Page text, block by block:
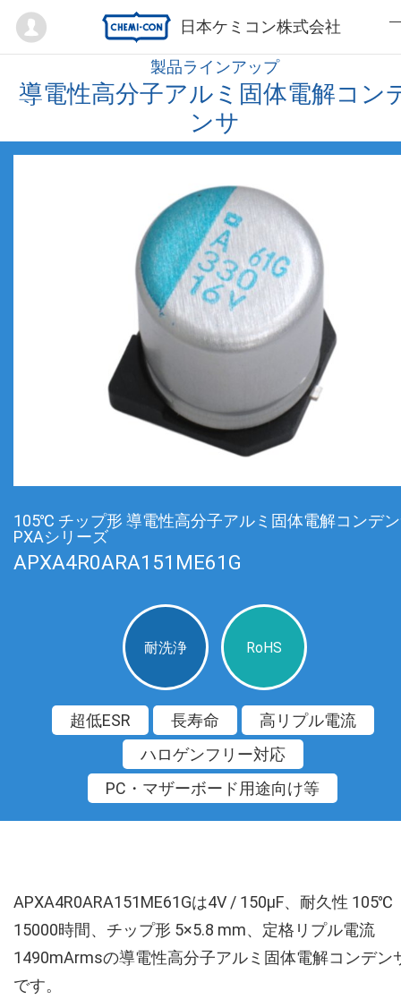
日本ケミコン株式会社
Mypage
製品ラインアップ
導電性高分子アルミ固体電解コン
ンサ
105℃ チップ形 導電性高分子アルミ固体電解コンデ
PXAシリーズ
APXA4R0ARA151ME61G
耐洗浄 RoHS
超低ESR 長寿命
高リプル電流
ハロゲンフリー対応
PC・マザーボード用途向け等
APXA4R0ARA151ME61Gは4V / 150µF、耐久性 105℃
15000時間、チップ形 5×5.8 mm、定格リプル電流
1490mArmsの導電性高分子アルミ固体電解コンデン
です。